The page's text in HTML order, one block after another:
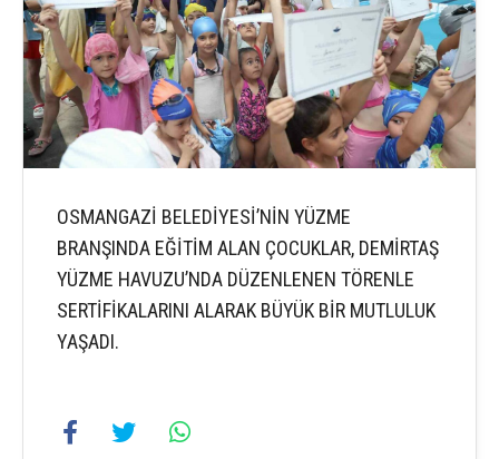
OSMANGAZİ BELEDİYESİ’NİN YÜZME
BRANŞINDA EĞİTİM ALAN ÇOCUKLAR, DEMİRTAŞ
YÜZME HAVUZU’NDA DÜZENLENEN TÖRENLE
SERTİFİKALARINI ALARAK BÜYÜK BİR MUTLULUK
YAŞADI.